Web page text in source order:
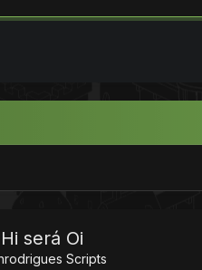
será Oi
Scripts